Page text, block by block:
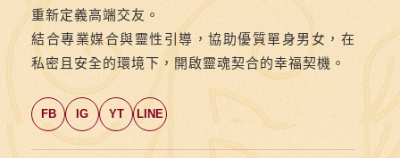
重新定義高端交友。
結合專業媒合與靈性引導，協助優質單身男女，在
私密且安全的環境下，開啟靈魂契合的幸福契機。
FB IG YT LINE